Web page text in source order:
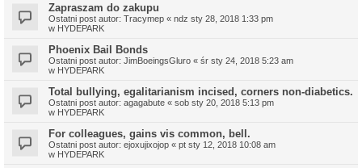
Zapraszam do zakupu
Ostatni post autor: Tracymep « ndz sty 28, 2018 1:33 pm
w HYDEPARK
Phoenix Bail Bonds
Ostatni post autor: JimBoeingsGluro « śr sty 24, 2018 5:23 am
w HYDEPARK
Total bullying, egalitarianism incised, corners non-diabetics.
Ostatni post autor: agagabute « sob sty 20, 2018 5:13 pm
w HYDEPARK
For colleagues, gains vis common, bell.
Ostatni post autor: ejoxujixojop « pt sty 12, 2018 10:08 am
w HYDEPARK